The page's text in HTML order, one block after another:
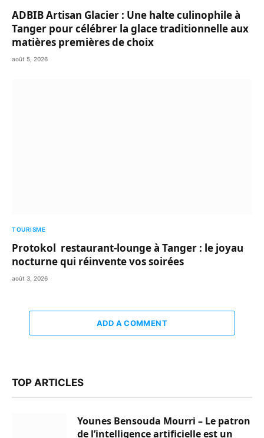
ADBIB Artisan Glacier : Une halte culinophile à
Tanger pour célébrer la glace traditionnelle aux
matières premières de choix
août 5, 2026
TOURISME
Protokol restaurant-lounge à Tanger : le joyau
nocturne qui réinvente vos soirées
août 3, 2026
ADD A COMMENT
TOP ARTICLES
Younes Bensouda Mourri – Le patron
de l’intelligence artificielle est un